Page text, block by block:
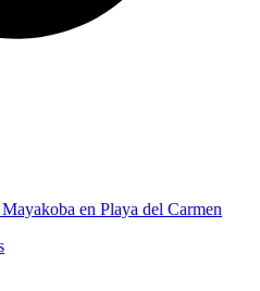
en Playa del Carmen